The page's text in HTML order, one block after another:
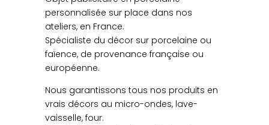
personnalisée sur place dans nos
ateliers, en France.
Spécialiste du décor sur porcelaine ou
faïence, de provenance française ou
européenne.
Nous garantissons tous nos produits en
vrais décors au micro-ondes, lave-
vaisselle, four.